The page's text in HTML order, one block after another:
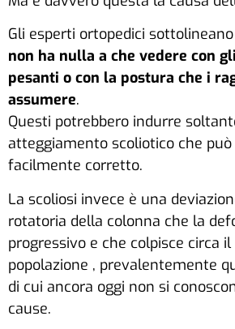
Gli esperti ortopedici
non ha nulla a che vedere con
pesanti o con la postura che i
assumere.
Questi potrebbero indurre
atteggiamento scoliotico che può
facilmente corretto.
La scoliosi invece è una
rotatoria della colonna che la
progressivo e che colpisce circa
popolazione , prevalentemente
di cui ancora oggi non si
cause.